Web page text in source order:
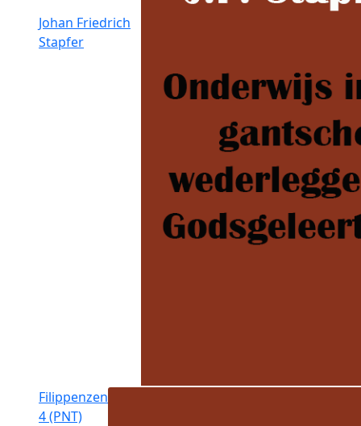
Johan Friedrich
Stapfer
Filippenzen
4 (PNT)